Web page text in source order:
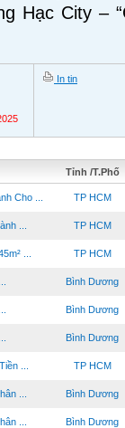
Hạc City –
In tin
Tỉnh /T.Phố
Cho ... TP HCM
... TP HCM
... TP HCM
Bình Dương
Bình Dương
Bình Dương
... TP HCM
... Bình Dương
... Bình Dương